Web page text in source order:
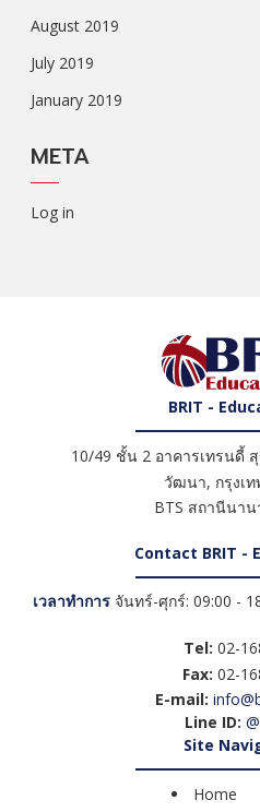
August 2019
July 2019
January 2019
META
Log in
BRIT -
10/49 ชั้น 2 อาคารเทรนดี้
วัฒนา, กรุงเ
BTS สถานีนาน
Contact BRIT -
เวลาทำการ จันทร์-ศุกร์: 09:00 -
Tel: 02-
Fax: 02-
E-mail:
Line ID:
Site
Home